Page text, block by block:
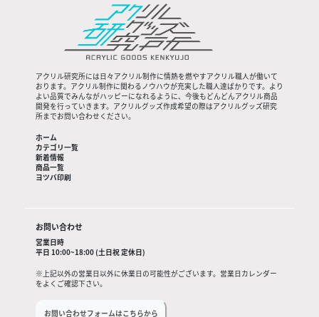
アクリル研究所には日々アクリル制作に情熱を燃やすアクリル職人が働いて
おります。アクリル制作に関わるノウハウが充実した職人達ばかりです。より
よい品質でみんながハッピーになれるように、今後もどんどんアクリル商品
開発を行っていきます。アクリルグッズ作成希望の際はアクリルグッズ研究
所までお問い合わせください。
ホーム
カテゴリ一覧
新着情報
商品一覧
ヨツバ印刷
お問い合わせ
営業日時
平日 10:00~18:00 (土日祝 定休日)
※上記以外の営業日以外に休業日の可能性がございます。営業日カレンダー
をよくご確認下さい。
お問い合わせフォームはこちらから